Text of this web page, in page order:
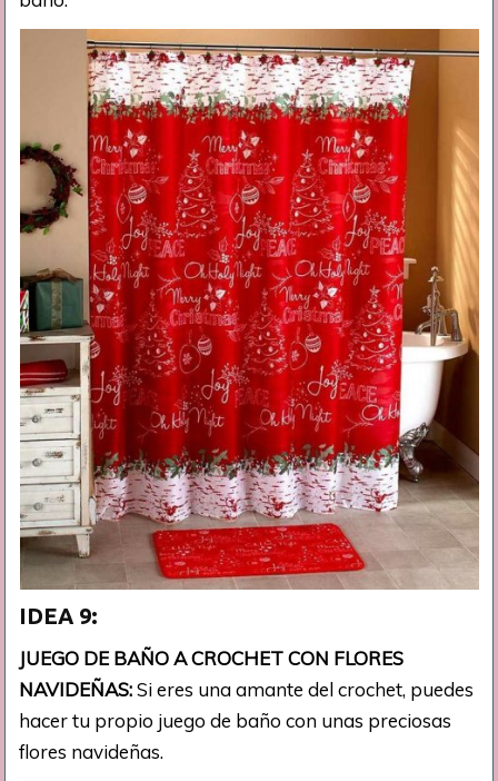
IDEA 9:
JUEGO DE BAÑO A CROCHET CON FLORES
NAVIDEÑAS:Si eres una amante del crochet, puedes
hacer tu propio juego de baño con unas preciosas
flores navideñas.